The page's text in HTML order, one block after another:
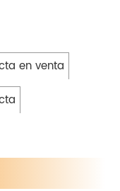
en venta